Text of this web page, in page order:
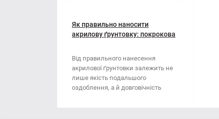
Наждачний папір
Стрічка
Викрутка
Губки для шліфування
Як правильно наносити
акрилову ґрунтовку: покрокова
Від правильного нанесення
акрилової ґрунтовки залежить не
лише якість подальшого
оздоблення, а й довговічність